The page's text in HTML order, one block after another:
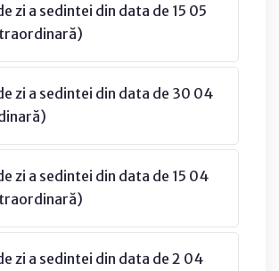
zi a sedintei din data de 15 05
zi a sedintei din data de 30 04
zi a sedintei din data de 15 04
zi a sedintei din data de 2 04